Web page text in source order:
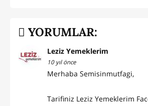
YORUMLAR:
Leziz Yemeklerim
10 yıl önce
Merhaba Semisinmutfagi,
Tarifiniz Leziz Yemeklerim